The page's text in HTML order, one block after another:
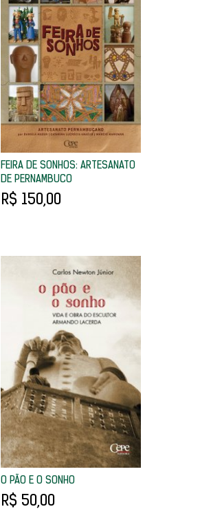
FEIRA DE SONHOS: ARTESANATO
DE PERNAMBUCO
R$ 150,00
O PÃO E O SONHO
R$ 50,00